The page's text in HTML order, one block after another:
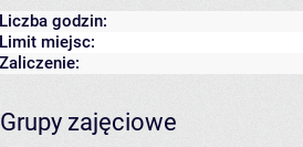
Liczba godzin:
Limit miejsc:
Zaliczenie:
Grupy zajęciowe